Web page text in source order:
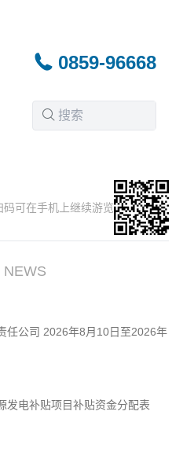
0859-96668
码可在手机上继续游览
NEWS
任公司 2026年8月10日至2026年
发电补贴项目补贴资金分配表